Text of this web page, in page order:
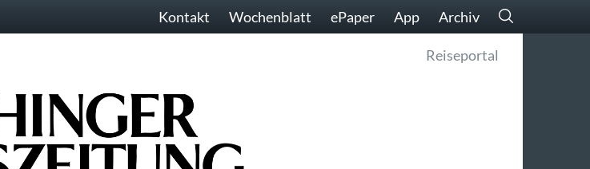
Kontakt Wochenblatt ePaper App Archiv
Reiseportal